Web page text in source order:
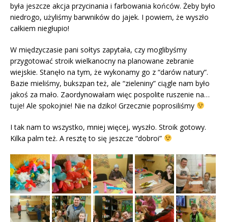
była jeszcze akcja przycinania i farbowania końców. Żeby było
niedrogo, użyliśmy barwników do jajek. I powiem, że wyszło
całkiem niegłupio!
W międzyczasie pani sołtys zapytała, czy moglibyśmy
przygotować stroik wielkanocny na planowane zebranie
wiejskie. Stanęło na tym, że wykonamy go z “darów natury”.
Bazie mieliśmy, bukszpan też, ale “zieleniny” ciągle nam było
jakoś za mało. Zaordynowałam więc pospolite ruszenie na…
tuje! Ale spokojnie! Nie na dziko! Grzecznie poprosiliśmy
I tak nam to wszystko, mniej więcej, wyszło. Stroik gotowy.
Kilka palm też. A resztę to się jeszcze “dobroi”